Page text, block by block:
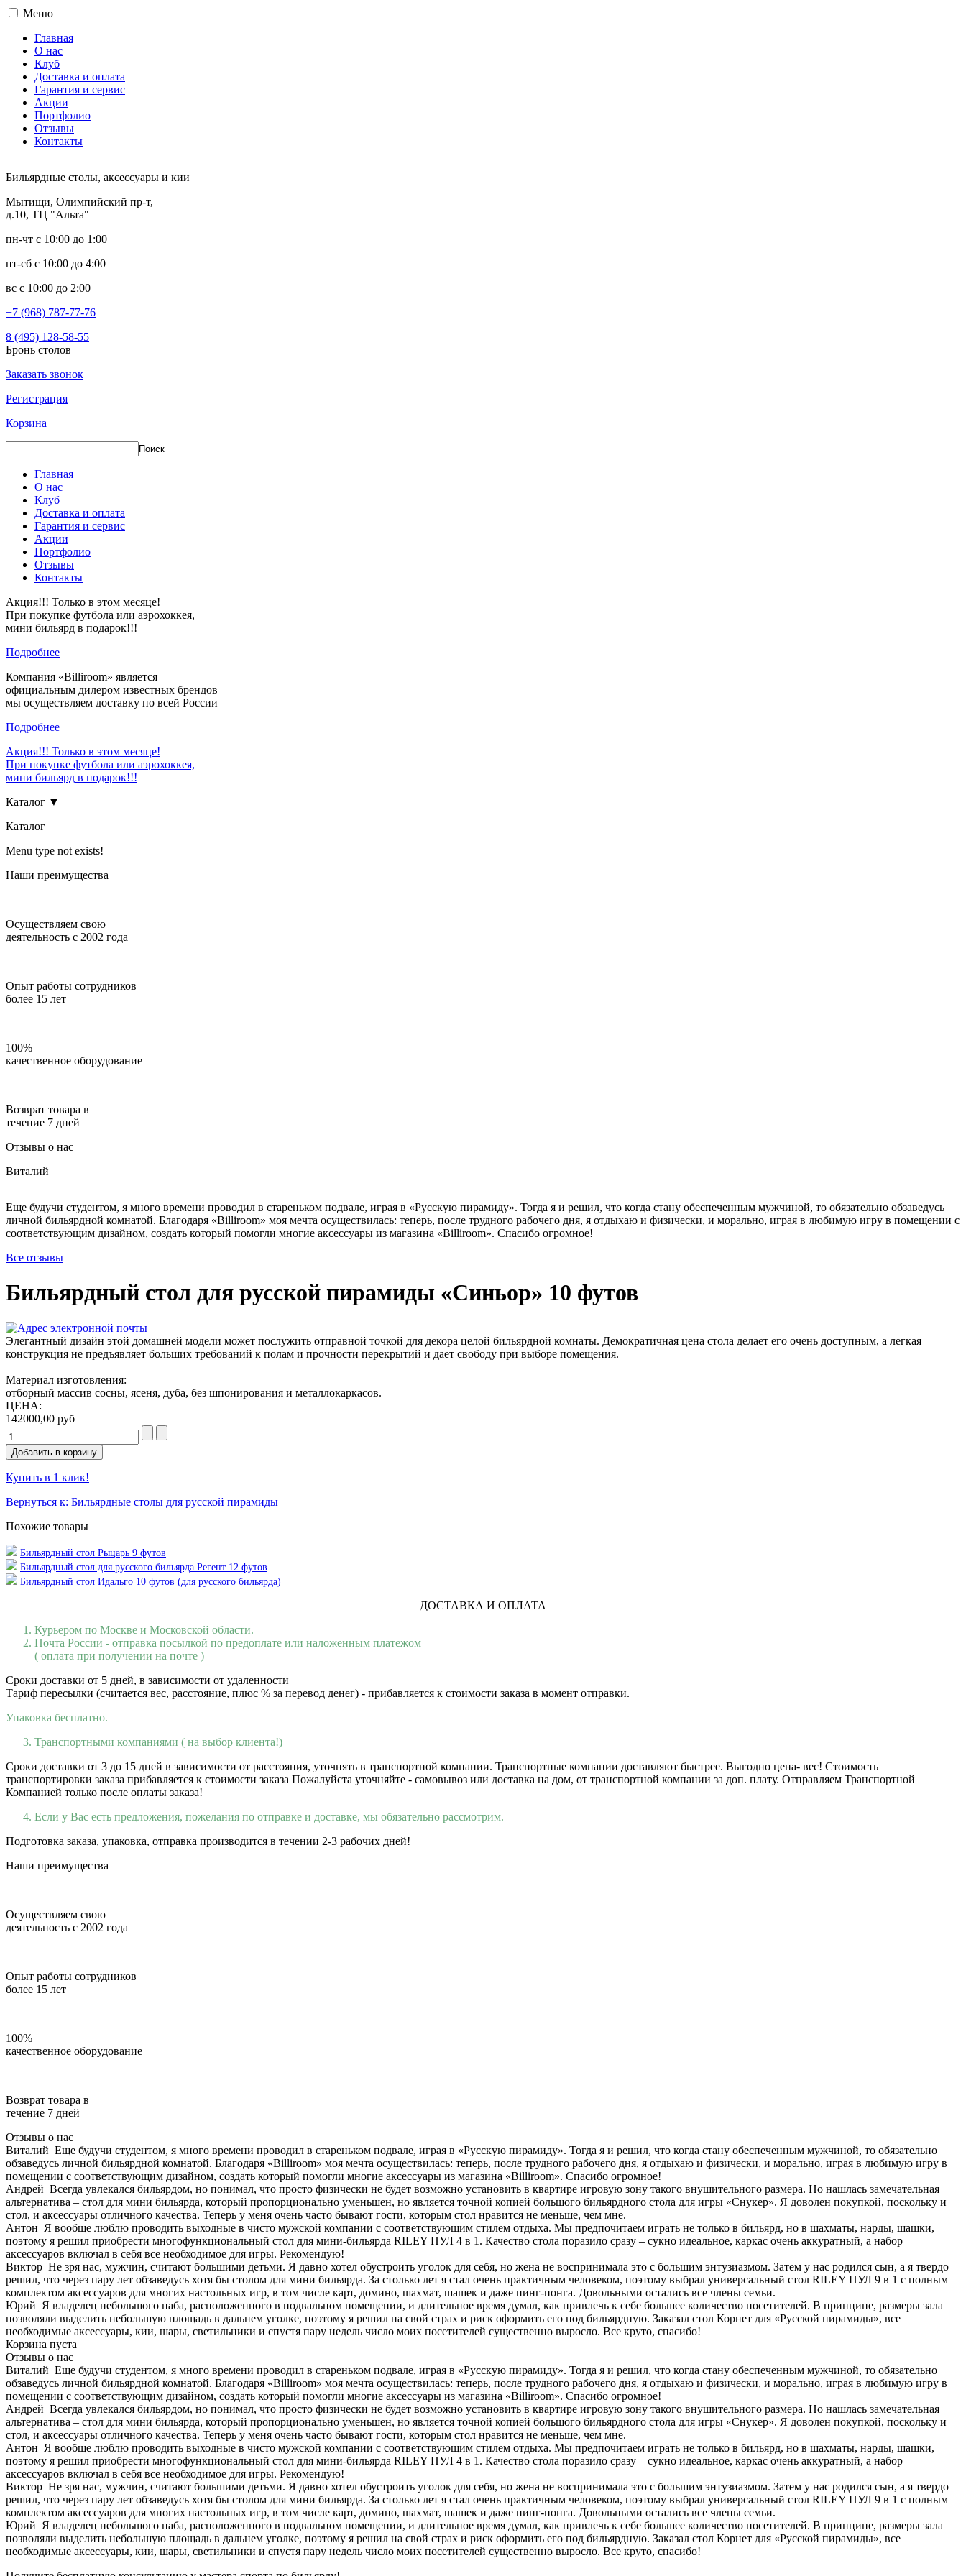
Меню
Главная
О нас
Клуб
Доставка и оплата
Гарантия и сервис
Акции
Портфолио
Отзывы
Контакты
Бильярдные столы, аксессуары и кии
Мытищи, Олимпийский пр-т,
д.10, ТЦ "Альта"
пн-чт с 10:00 до 1:00
пт-сб с 10:00 до 4:00
вс с 10:00 до 2:00
+7 (968) 787-77-76
8 (495) 128-58-55
Бронь столов
Заказать звонок
Регистрация
Корзина
Главная
О нас
Клуб
Доставка и оплата
Гарантия и сервис
Акции
Портфолио
Отзывы
Контакты
Акция!!! Только в этом месяце!
При покупке футбола или аэрохоккея,
мини бильярд в подарок!!!
Подробнее
Компания «Billiroom» является
официальным дилером известных брендов
мы осуществляем доставку по всей России
Подробнее
Акция!!! Только в этом месяце!
При покупке футбола или аэрохоккея,
мини бильярд в подарок!!!
Каталог ▼
Каталог
Menu type not exists!
Наши преимущества
Осуществляем свою
деятельность с 2002 года
Опыт работы сотрудников
более 15 лет
100%
качественное оборудование
Возврат товара в
течение 7 дней
Отзывы о нас
Виталий
Еще будучи студентом, я много времени проводил в стареньком подвале, играя в «Русскую пирамиду». Тогда я и решил, что когда стану обеспеченным мужчиной, то обязательно обзаведусь
личной бильярдной комнатой. Благодаря «Billiroom» моя мечта осуществилась: теперь, после трудного рабочего дня, я отдыхаю и физически, и морально, играя в любимую игру в помещении с
соответствующим дизайном, создать который помогли многие аксессуары из магазина «Billiroom». Спасибо огромное!
Все отзывы
Бильярдный стол для русской пирамиды «Синьор» 10 футов
Элегантный дизайн этой домашней модели может послужить отправной точкой для декора целой бильярдной комнаты. Демократичная цена стола делает его очень доступным, а легкая
конструкция не предъявляет больших требований к полам и прочности перекрытий и дает свободу при выборе помещения.
Материал изготовления:
отборный массив сосны, ясеня, дуба, без шпонирования и металлокаркасов.
ЦЕНА:
142000,00 руб
Купить в 1 клик!
Вернуться к: Бильярдные столы для русской пирамиды
Похожие товары
Бильярдный стол Рыцарь 9 футов
Бильярдный стол для русского бильярда Регент 12 футов
Бильярдный стол Идальго 10 футов (для русского бильярда)
ДОСТАВКА И ОПЛАТА
Курьером по Москве и Московской области.
Почта России - отправка посылкой по предоплате или наложенным платежом
( оплата при получении на почте )
Сроки доставки от 5 дней, в зависимости от удаленности
Тариф пересылки (считается вес, расстояние, плюс % за перевод денег) - прибавляется к стоимости заказа в момент отправки.
Упаковка бесплатно.
Транспортными компаниями ( на выбор клиента!)
Сроки доставки от 3 до 15 дней в зависимости от расстояния, уточнять в транспортной компании. Транспортные компании доставляют быстрее. Выгодно цена- вес! Стоимость
транспортировки заказа прибавляется к стоимости заказа Пожалуйста уточняйте - самовывоз или доставка на дом, от транспортной компании за доп. плату. Отправляем Транспортной
Компанией только после оплаты заказа!
Если у Вас есть предложения, пожелания по отправке и доставке, мы обязательно рассмотрим.
Подготовка заказа, упаковка, отправка производится в течении 2-3 рабочих дней!
Наши преимущества
Осуществляем свою
деятельность с 2002 года
Опыт работы сотрудников
более 15 лет
100%
качественное оборудование
Возврат товара в
течение 7 дней
Отзывы о нас
Виталий Еще будучи студентом, я много времени проводил в стареньком подвале, играя в «Русскую пирамиду». Тогда я и решил, что когда стану обеспеченным мужчиной, то обязательно
обзаведусь личной бильярдной комнатой. Благодаря «Billiroom» моя мечта осуществилась: теперь, после трудного рабочего дня, я отдыхаю и физически, и морально, играя в любимую игру в
помещении с соответствующим дизайном, создать который помогли многие аксессуары из магазина «Billiroom». Спасибо огромное!
Андрей Всегда увлекался бильярдом, но понимал, что просто физически не будет возможно установить в квартире игровую зону такого внушительного размера. Но нашлась замечательная
альтернатива – стол для мини бильярда, который пропорционально уменьшен, но является точной копией большого бильярдного стола для игры «Снукер». Я доволен покупкой, поскольку и
стол, и аксессуары отличного качества. Теперь у меня очень часто бывают гости, которым стол нравится не меньше, чем мне.
Антон Я вообще люблю проводить выходные в чисто мужской компании с соответствующим стилем отдыха. Мы предпочитаем играть не только в бильярд, но в шахматы, нарды, шашки,
поэтому я решил приобрести многофункциональный стол для мини-бильярда RILEY ПУЛ 4 в 1. Качество стола поразило сразу – сукно идеальное, каркас очень аккуратный, а набор
аксессуаров включал в себя все необходимое для игры. Рекомендую!
Виктор Не зря нас, мужчин, считают большими детьми. Я давно хотел обустроить уголок для себя, но жена не воспринимала это с большим энтузиазмом. Затем у нас родился сын, а я твердо
решил, что через пару лет обзаведусь хотя бы столом для мини бильярда. За столько лет я стал очень практичным человеком, поэтому выбрал универсальный стол RILEY ПУЛ 9 в 1 с полным
комплектом аксессуаров для многих настольных игр, в том числе карт, домино, шахмат, шашек и даже пинг-понга. Довольными остались все члены семьи.
Юрий Я владелец небольшого паба, расположенного в подвальном помещении, и длительное время думал, как привлечь к себе большее количество посетителей. В принципе, размеры зала
позволяли выделить небольшую площадь в дальнем уголке, поэтому я решил на свой страх и риск оформить его под бильярдную. Заказал стол Корнет для «Русской пирамиды», все
необходимые аксессуары, кии, шары, светильники и спустя пару недель число моих посетителей существенно выросло. Все круто, спасибо!
Корзина пуста
Отзывы о нас
Виталий Еще будучи студентом, я много времени проводил в стареньком подвале, играя в «Русскую пирамиду». Тогда я и решил, что когда стану обеспеченным мужчиной, то обязательно
обзаведусь личной бильярдной комнатой. Благодаря «Billiroom» моя мечта осуществилась: теперь, после трудного рабочего дня, я отдыхаю и физически, и морально, играя в любимую игру в
помещении с соответствующим дизайном, создать который помогли многие аксессуары из магазина «Billiroom». Спасибо огромное!
Андрей Всегда увлекался бильярдом, но понимал, что просто физически не будет возможно установить в квартире игровую зону такого внушительного размера. Но нашлась замечательная
альтернатива – стол для мини бильярда, который пропорционально уменьшен, но является точной копией большого бильярдного стола для игры «Снукер». Я доволен покупкой, поскольку и
стол, и аксессуары отличного качества. Теперь у меня очень часто бывают гости, которым стол нравится не меньше, чем мне.
Антон Я вообще люблю проводить выходные в чисто мужской компании с соответствующим стилем отдыха. Мы предпочитаем играть не только в бильярд, но в шахматы, нарды, шашки,
поэтому я решил приобрести многофункциональный стол для мини-бильярда RILEY ПУЛ 4 в 1. Качество стола поразило сразу – сукно идеальное, каркас очень аккуратный, а набор
аксессуаров включал в себя все необходимое для игры. Рекомендую!
Виктор Не зря нас, мужчин, считают большими детьми. Я давно хотел обустроить уголок для себя, но жена не воспринимала это с большим энтузиазмом. Затем у нас родился сын, а я твердо
решил, что через пару лет обзаведусь хотя бы столом для мини бильярда. За столько лет я стал очень практичным человеком, поэтому выбрал универсальный стол RILEY ПУЛ 9 в 1 с полным
комплектом аксессуаров для многих настольных игр, в том числе карт, домино, шахмат, шашек и даже пинг-понга. Довольными остались все члены семьи.
Юрий Я владелец небольшого паба, расположенного в подвальном помещении, и длительное время думал, как привлечь к себе большее количество посетителей. В принципе, размеры зала
позволяли выделить небольшую площадь в дальнем уголке, поэтому я решил на свой страх и риск оформить его под бильярдную. Заказал стол Корнет для «Русской пирамиды», все
необходимые аксессуары, кии, шары, светильники и спустя пару недель число моих посетителей существенно выросло. Все круто, спасибо!